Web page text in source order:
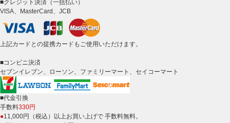
■クレジット決済（一括払い）
VISA、MasterCard、JCB
上記カードとの提携カードもご使用いただけます。
■コンビニ決済
セブンイレブン、ローソン、ファミリーマート、セイコーマート
■代金引換
手数料330円
●11,000円（税込）以上お買い上げで 手数料無料。